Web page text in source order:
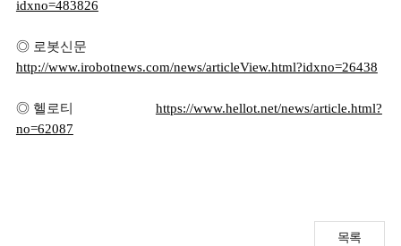
idxno=483826
◎ 로봇신문
http://www.irobotnews.com/news/articleView.html?idxno=26438
◎ 헬로티 https://www.hellot.net/news/article.html?
no=62087
목록